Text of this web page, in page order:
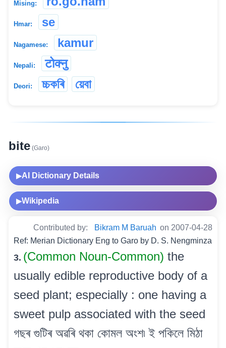
Mising:
Hmar: se
Nagamese: kamur
Nepali: टोक्नु
Deori: চ্চকৰি য়েবা
bite (Garo)
▶AI Dictionary Details
▶Wikipedia
Contributed by: Bikram M Baruah on 2007-04-28
Ref: Merian Dictionary Eng to Garo by D. S. Nengminza
3. (Common Noun-Common) the
usually edible reproductive body of a
seed plant; especially : one having a
sweet pulp associated with the seed
গছৰ গুটিৰ অৱৰি থকা কোমল অংশ৷ ই পকিলে মিঠা